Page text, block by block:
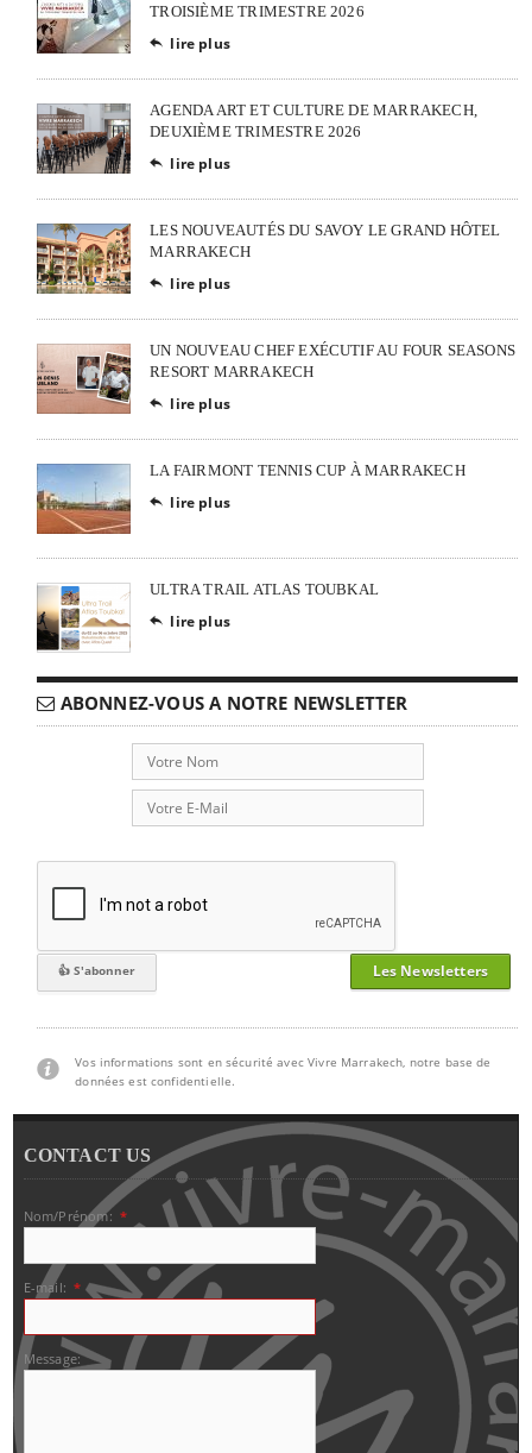
TROISIÈME TRIMESTRE 2026
 lire plus
AGENDA ART ET CULTURE DE MARRAKECH,
DEUXIÈME TRIMESTRE 2026
 lire plus
LES NOUVEAUTÉS DU SAVOY LE GRAND HÔTEL
MARRAKECH
 lire plus
UN NOUVEAU CHEF EXÉCUTIF AU FOUR SEASONS
RESORT MARRAKECH
 lire plus
LA FAIRMONT TENNIS CUP À MARRAKECH
 lire plus
ULTRA TRAIL ATLAS TOUBKAL
 lire plus
ABONNEZ-VOUS A NOTRE NEWSLETTER
Les Newsletters
Vos informations sont en sécurité avec Vivre Marrakech, notre base de
données est confidentielle.
CONTACT US
Nom/Prénom: *
E-mail: *
Message: